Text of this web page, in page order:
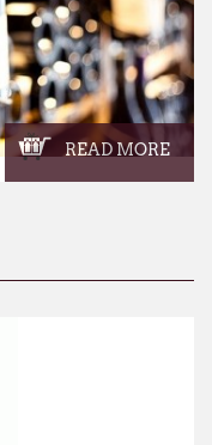
READ MORE